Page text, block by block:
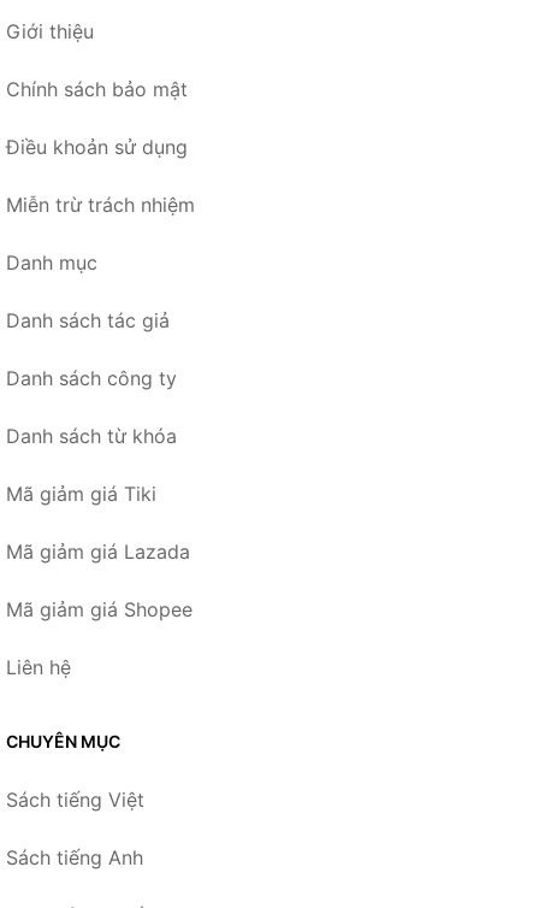
Giới thiệu
Chính sách bảo mật
Điều khoản sử dụng
Miễn trừ trách nhiệm
Danh mục
Danh sách tác giả
Danh sách công ty
Danh sách từ khóa
Mã giảm giá Tiki
Mã giảm giá Lazada
Mã giảm giá Shopee
Liên hệ
CHUYÊN MỤC
Sách tiếng Việt
Sách tiếng Anh